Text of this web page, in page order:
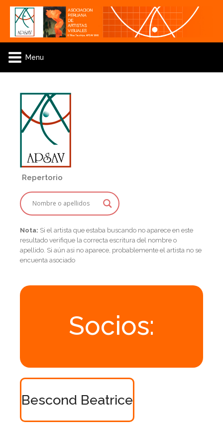
Menu
Repertorio
Nota: Si el artista que estaba buscando no aparece en este
resultado verifique la correcta escritura del nombre o
apellido. Si aún asi no aparece, probablemente el artista no se
encuenta asociado
Socios:
Bescond Beatrice